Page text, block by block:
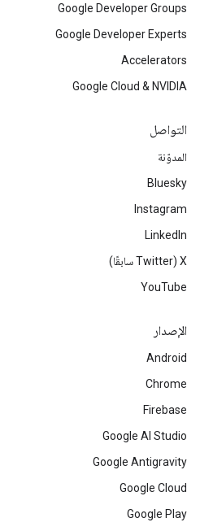
Google Developer Groups
Google Developer Experts
Accelerators
Google Cloud & NVIDIA
التواصل
المدوّنة
Bluesky
Instagram
LinkedIn
‫X ‏(Twitter سابقًا)
YouTube
الإصدار
Android
Chrome
Firebase
Google AI Studio
Google Antigravity
Google Cloud
Google Play